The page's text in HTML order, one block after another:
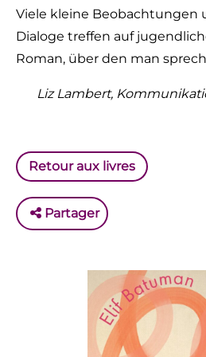
Viele kleine Beobachtungen
Dialoge treffen auf
Roman, über den man
Liz Lambert,
Retour aux livres
Partager